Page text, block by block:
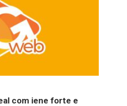
com iene forte e